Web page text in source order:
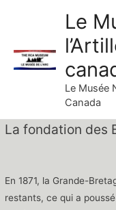
Le
Le Musée
Canada
La fondation des
En 1871, la Grande-
restants, ce qui a